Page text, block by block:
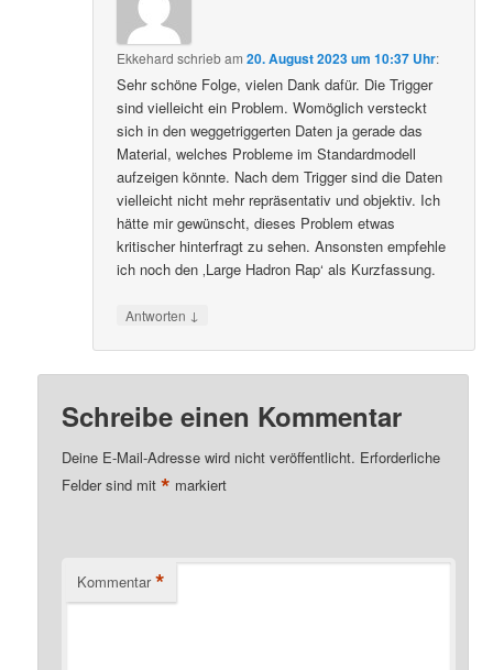
Ekkehard schriebam20. August 2023 um 10:37 Uhr:
Sehr schöne Folge, vielen Dank dafür. Die Trigger
sind vielleicht ein Problem. Womöglich versteckt
sich in den weggetriggerten Daten ja gerade das
Material, welches Probleme im Standardmodell
aufzeigen könnte. Nach dem Trigger sind die Daten
vielleicht nicht mehr repräsentativ und objektiv. Ich
hätte mir gewünscht, dieses Problem etwas
kritischer hinterfragt zu sehen. Ansonsten empfehle
ich noch den ‚Large Hadron Rap‘ als Kurzfassung.
Antworten ↓
Schreibe einen Kommentar
Deine E-Mail-Adresse wird nicht veröffentlicht. Erforderliche
Felder sind mit* markiert
Kommentar *